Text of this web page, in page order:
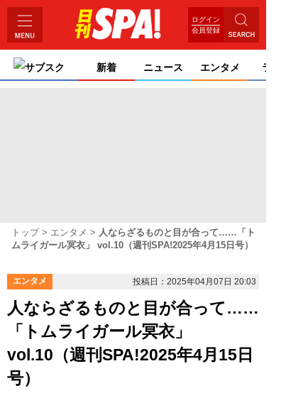
ログイン
会員登録
サブスク 新着 ニュース エンタメ ライ
トップ エンタメ
人ならざるものと目が合って……「ト
ムライガール冥衣」 vol.10（週刊SPA!2025年4月15日号）
エンタメ 投稿日：2025年04月07日 20:03
人ならざるものと目が合って……
「トムライガール冥衣」
vol.10（週刊SPA!2025年4月15日
号）